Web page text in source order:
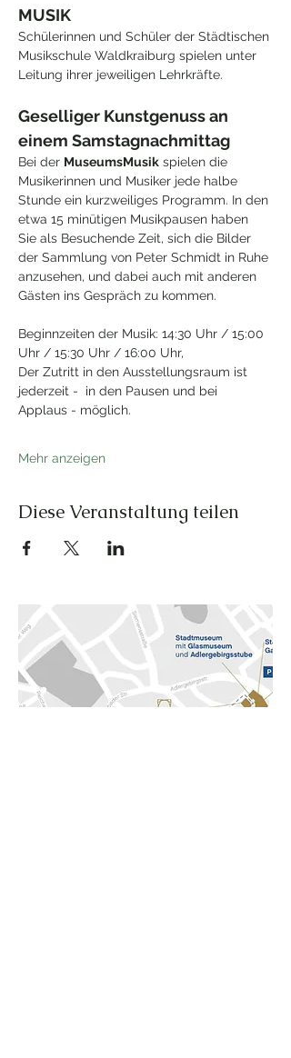
MUSIK
Schülerinnen und Schüler der Städtischen
Musikschule Waldkraiburg spielen unter
Leitung ihrer jeweiligen Lehrkräfte.
Geselliger Kunstgenuss an
einem Samstagnachmittag
Bei der MuseumsMusik spielen die
Musikerinnen und Musiker jede halbe
Stunde ein kurzweiliges Programm. In den
etwa 15 minütigen Musikpausen haben
Sie als Besuchende Zeit, sich die Bilder
der Sammlung von Peter Schmidt in Ruhe
anzusehen, und dabei auch mit anderen
Gästen ins Gespräch zu kommen.
Beginnzeiten der Musik: 14:30 Uhr / 15:00
Uhr / 15:30 Uhr / 16:00 Uhr,
Der Zutritt in den Ausstellungsraum ist
jederzeit -  in den Pausen und bei
Applaus - möglich.
Mehr anzeigen
Diese Veranstaltung teilen